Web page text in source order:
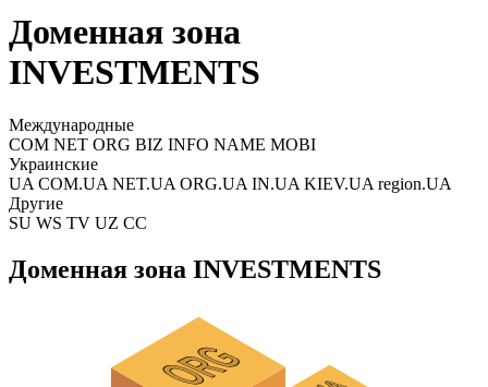
Доменная зона
INVESTMENTS
Международные
COM NET ORG BIZ INFO NAME MOBI
Украинские
UA COM.UA NET.UA ORG.UA IN.UA KIEV.UA region.UA
Другие
SU WS TV UZ CC
Доменная зона INVESTMENTS